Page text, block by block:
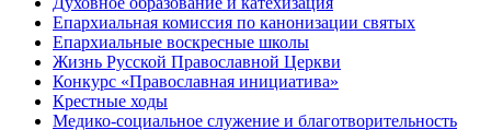
Епархиальная комиссия по канонизации святых
Епархиальные воскресные школы
Жизнь Русской Православной Церкви
Конкурс «Православная инициатива»
Крестные ходы
Медико-социальное служение и благотворительность